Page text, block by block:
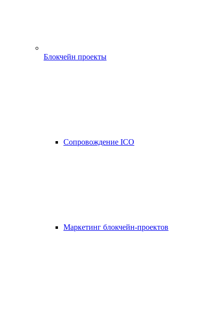
Блокчейн проекты
Сопровождение ICO
Маркетинг блокчейн-проектов